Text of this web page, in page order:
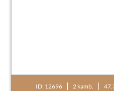
ID: 12696 2 kamb.